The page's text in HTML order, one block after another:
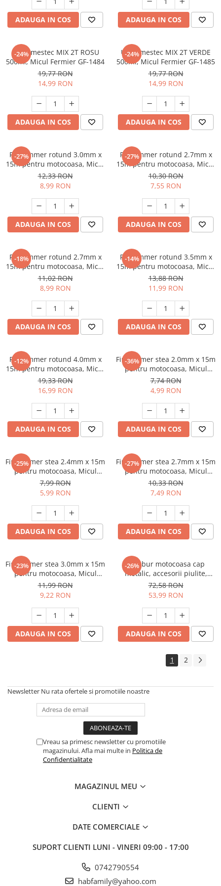
Masini de spalat vase incorporabile
Masini de spalat vase
Motoburghiu/Foreza pamant
Pachete Incorporabile
Pirostrii & Arzatoare
Pompe de stropit
Radiatoare
Sere
Sobe pe gaz & electrice
Suflante & Aspiratoare
Aspiratoare
Suflante Frunze
Unelte Gradinarit
Aparate de aer conditionat
Ventilatoare
Zootehnie
Incubatoare oua
ADAUGA IN COS ADAUGA IN COS
-24%
Ulei amestec MIX 2T ROSU
500ml, Micul Fermier GF-1484
19,77 RON
14,99 RON
ADAUGA IN COS
-24%
Ulei amestec MIX 2T VERDE
500ml, Micul Fermier GF-1485
19,77 RON
14,99 RON
ADAUGA IN COS
-27%
Fir trimmer rotund 3.0mm x
15m pentru motocoasa, Micul
Fermier GF-0784
12,33 RON
8,99 RON
ADAUGA IN COS
-27%
Fir trimmer rotund 2.7mm x
15m pentru motocoasa, Micul
Fermier GF-0782
10,30 RON
7,55 RON
ADAUGA IN COS
-18%
Fir trimmer rotund 2.7mm x
15m pentru motocoasa, Micul
Fermier GF-0783
11,02 RON
8,99 RON
ADAUGA IN COS
-14%
Fir trimmer rotund 3.5mm x
15m pentru motocoasa, Micul
Fermier GF-0785
13,88 RON
11,99 RON
ADAUGA IN COS
-12%
Fir trimmer rotund 4.0mm x
15m pentru motocoasa, Micul
Fermier GF-0786
19,33 RON
16,99 RON
ADAUGA IN COS
-36%
Fir trimmer stea 2.0mm x 15m
pentru motocoasa, Micul
Fermier GF-0789
7,74 RON
4,99 RON
ADAUGA IN COS
-25%
Fir trimmer stea 2.4mm x 15m
pentru motocoasa, Micul
Fermier GF-0790
7,99 RON
5,99 RON
ADAUGA IN COS
-27%
Fir trimmer stea 2.7mm x 15m
pentru motocoasa, Micul
Fermier GF-0791
10,33 RON
7,49 RON
ADAUGA IN COS
-23%
Fir trimmer stea 3.0mm x 15m
pentru motocoasa, Micul
Fermier GF-0792
11,99 RON
9,22 RON
ADAUGA IN COS
-26%
Tambur motocoasa cap
metalic, accesorii piulite,
Micul Fermier GF-0502
72,58 RON
53,99 RON
ADAUGA IN COS
1 2
Newsletter Nu rata ofertele si promotiile noastre
Vreau sa primesc newsletter cu promotiile
magazinului. Afla mai multe in Politica de
Confidentialitate
MAGAZINUL MEU
CLIENTI
DATE COMERCIALE
SUPORT CLIENTI LUNI - VINERI 09:00 - 17:00
0742790554
habfamily@yahoo.com